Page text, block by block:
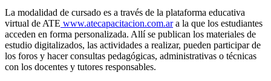
La modalidad de cursado es a través de la plataforma educativa
virtual de ATE www.atecapacitacion.com.ara la que los estudiantes
acceden en forma personalizada. Allí se publican los materiales de
estudio digitalizados, las actividades a realizar, pueden participar de
los foros y hacer consultas pedagógicas, administrativas o técnicas
con los docentes y tutores responsables.